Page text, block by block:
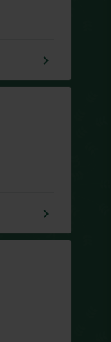
keyboard_arrow_right
keyboard_arrow_right